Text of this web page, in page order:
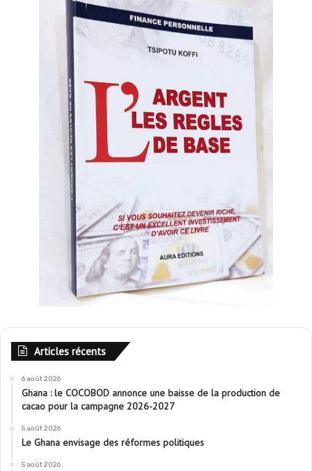
Articles récents
6 août 2026
Ghana : le COCOBOD annonce une baisse de la production de
cacao pour la campagne 2026-2027
5 août 2026
Le Ghana envisage des réformes politiques
5 août 2026